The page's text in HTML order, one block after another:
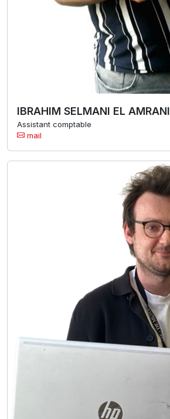
IBRAHIM SELMANI EL AMRANI
Assistant comptable
mail